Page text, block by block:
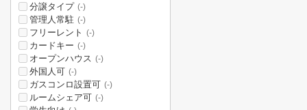
分譲タイプ (-)
管理人常駐 (-)
フリーレント (-)
カードキー (-)
オープンハウス (-)
外国人可 (-)
ガスコンロ設置可 (-)
ルームシェア可 (-)